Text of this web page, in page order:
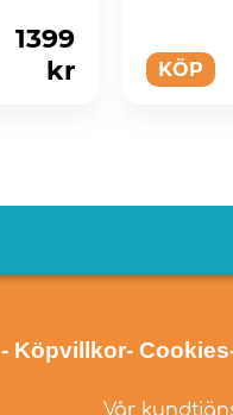
1399
kr
KÖP
- Köpvillkor- Cookies